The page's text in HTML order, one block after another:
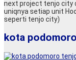
next project tenjo city
uniqnya setiap unit
seperti tenjo city)
kota